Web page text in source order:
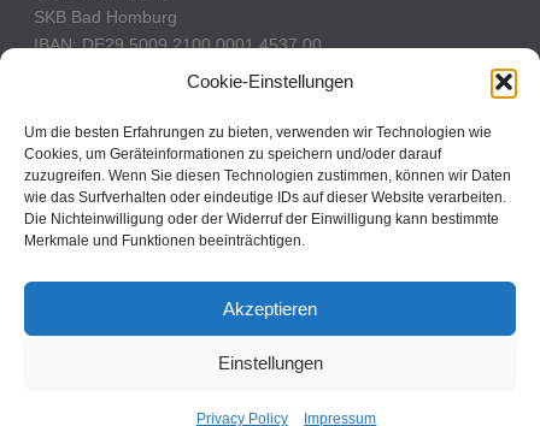
Cookie-Einstellungen
Um die besten Erfahrungen zu bieten, verwenden wir Technologien wie
Cookies, um Geräteinformationen zu speichern und/oder darauf
zuzugreifen. Wenn Sie diesen Technologien zustimmen, können wir Daten
wie das Surfverhalten oder eindeutige IDs auf dieser Website verarbeiten.
Die Nichteinwilligung oder der Widerruf der Einwilligung kann bestimmte
Merkmale und Funktionen beeinträchtigen.
Akzeptieren
Einstellungen
Privacy Policy Impressum
SKB Bad Homburg
IBAN: DE29 5009 2100 0001 4537 00
BIC: GENODE51BH2
Switzerland
PostFinance
Konto: 60-742493-7
IBAN: CH31 0900 0000 6074 2493 7
BIC: POFICHBEXXX
Contact